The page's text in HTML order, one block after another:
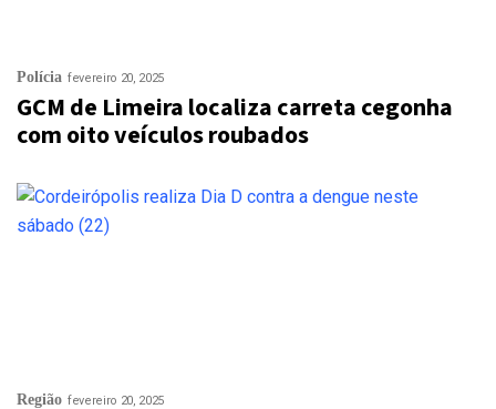
Polícia fevereiro 20, 2025
GCM de Limeira localiza carreta cegonha
com oito veículos roubados
Região fevereiro 20, 2025